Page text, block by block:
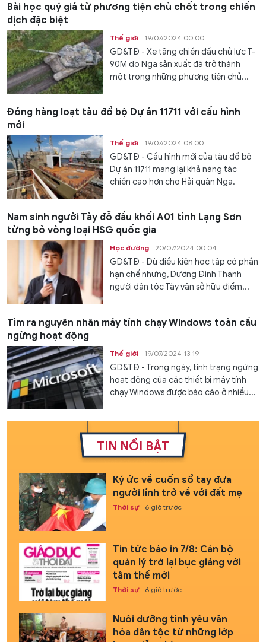
Bài học quý giá từ phương tiện chủ chốt trong chiến
dịch đặc biệt
Thế giới 19/07/2024 00:00
GD&TĐ - Xe tăng chiến đấu chủ lực T-
90M do Nga sản xuất đã trở thành
một trong những phương tiện chủ...
Đóng hàng loạt tàu đổ bộ Dự án 11711 với cấu hình
mới
Thế giới 19/07/2024 08:00
GD&TĐ - Cấu hình mới của tàu đổ bộ
Dự án 11711 mang lại khả năng tác
chiến cao hơn cho Hải quân Nga.
Nam sinh người Tày đỗ đầu khối A01 tỉnh Lạng Sơn
từng bỏ vòng loại HSG quốc gia
Học đường 20/07/2024 00:04
GD&TĐ - Dù điều kiện học tập có phần
hạn chế nhưng, Dương Đình Thanh
người dân tộc Tày vẫn sở hữu điểm...
Tìm ra nguyên nhân máy tính chạy Windows toàn cầu
ngừng hoạt động
Thế giới 19/07/2024 13:19
GD&TĐ - Trong ngày, tình trạng ngừng
hoạt động của các thiết bị máy tính
chạy Windows được báo cáo ở nhiều...
TIN NỔI BẬT
Ký ức về cuốn sổ tay đưa
người lính trở về với đất mẹ
Thời sự 6 giờ trước
Tin tức báo in 7/8: Cán bộ
quản lý trở lại bục giảng với
tâm thế mới
Thời sự 6 giờ trước
Nuôi dưỡng tình yêu văn
hóa dân tộc từ những lớp